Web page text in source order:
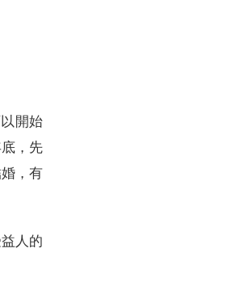
開始
，先
，有
人的